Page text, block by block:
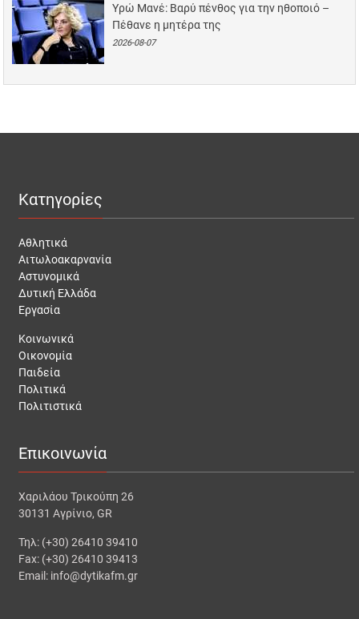
Υρώ Μανέ: Βαρύ πένθος για την ηθοποιό –
Πέθανε η μητέρα της
2026-08-07
Κατηγορίες
Αθλητικά
Αιτωλοακαρνανία
Αστυνομικά
Δυτική Ελλάδα
Εργασία
Κοινωνικά
Οικονομία
Παιδεία
Πολιτικά
Πολιτιστικά
Επικοινωνία
Χαριλάου Τρικούπη 26
30131 Αγρίνιο, GR
Τηλ: (+30) 26410 39410
Fax: (+30) 26410 39413
Email: info@dytikafm.gr